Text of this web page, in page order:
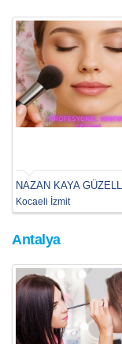
Kocaeli İzmit
Antalya